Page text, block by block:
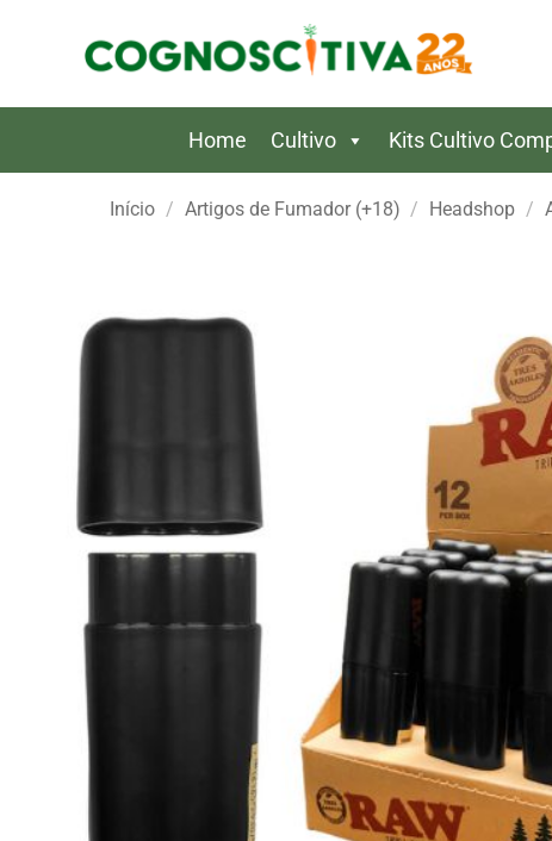
Home Cultivo Kits Cultivo
Início / Artigos de Fumador (+18) / Headshop /